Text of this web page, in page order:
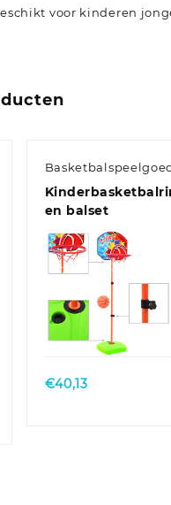
voor kinderen
en balset
Quick View
€40,13